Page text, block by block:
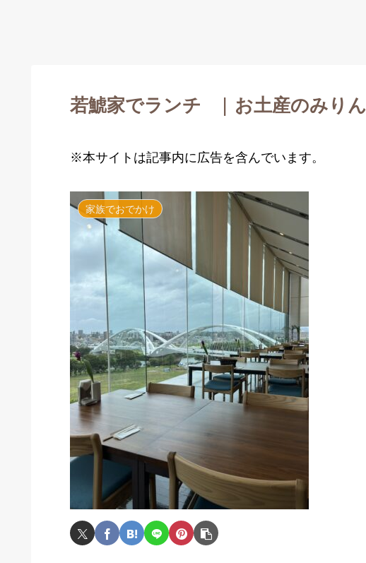
若鯱家でランチ | お土産のみりん
※本サイトは記事内に広告を含んでいます。
家族でおでかけ